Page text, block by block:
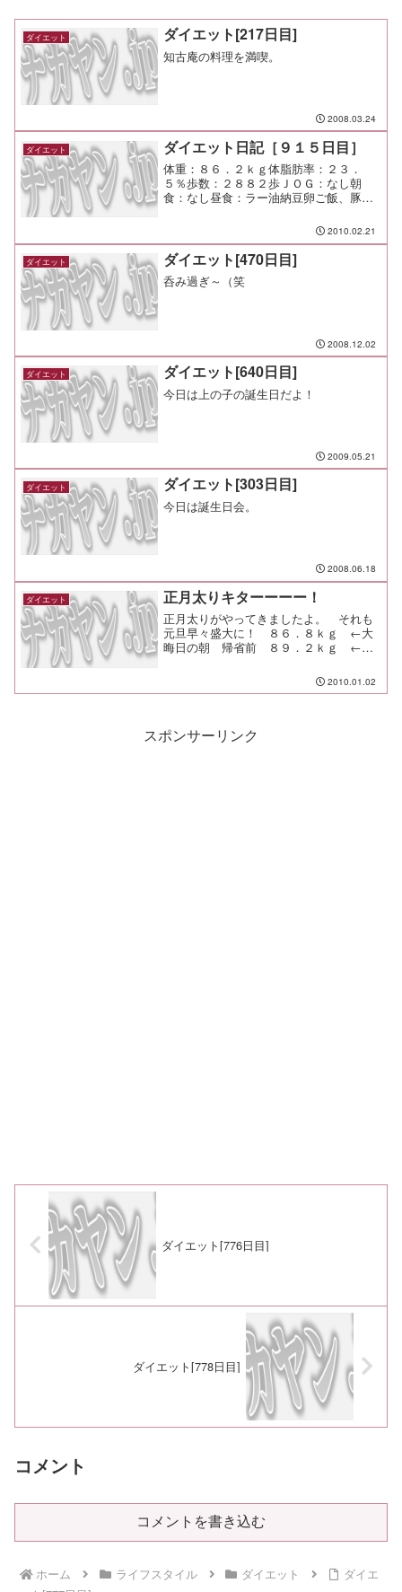
ダイエット ダイエット[217日目]
知古庵の料理を満喫。
2008.03.24
ダイエット ダイエット日記［９１５日目］
体重：８６．２ｋｇ体脂肪率：２３．
５％歩数：２８８２歩ＪＯＧ：なし朝
食：なし昼食：ラー油納豆卵ご飯、豚汁
2010.02.21
ダイエット ダイエット[470日目]
呑み過ぎ～（笑
2008.12.02
ダイエット ダイエット[640日目]
今日は上の子の誕生日だよ！
2009.05.21
ダイエット ダイエット[303日目]
今日は誕生日会。
2008.06.18
ダイエット 正月太りキターーーー！
正月太りがやってきましたよ。 それも
元旦早々盛大に！ ８６．８ｋｇ ←大
晦日の朝 帰省前 ８９．２ｋｇ ←元
ｇ！！！！！ キターーーー！我が目を
疑ったが、ＴＡＮＩＴＡの体重計は冷静
2010.01.02
スポンサーリンク
ダイエット[776日目]
ダイエット[778日目]
コメント
コメントを書き込む
ホーム ライフスタイル ダイエット
ダイエ